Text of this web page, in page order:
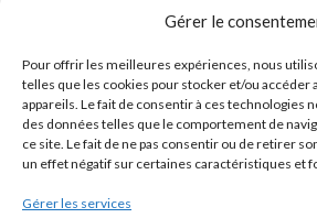
Gérer le
Pour offrir les meilleures expériences, nous
telles que les cookies pour stocker et/ou accéder
appareils. Le fait de consentir à ces technologies
des données telles que le comportement de
ce site. Le fait de ne pas consentir ou de retirer
un effet négatif sur certaines caractéristiques et
Gérer les services
lecteurs une vision complète.
JE M'ABONNE